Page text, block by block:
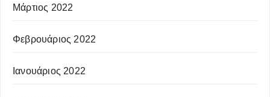
Μάρτιος 2022
Φεβρουάριος 2022
Ιανουάριος 2022